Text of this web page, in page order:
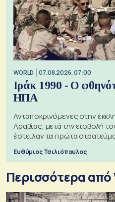
WORLD 07.08.2026, 07:00
Ιράκ 1990 - Ο
ΗΠΑ
Ανταποκρινόμενες στην
Αραβίας, μετά την εισβολή
έστειλαν τα πρώτα
πόλεμο της ιστορίας τους
Ευθύμιος Τσιλιόπουλος
Περισσότερα